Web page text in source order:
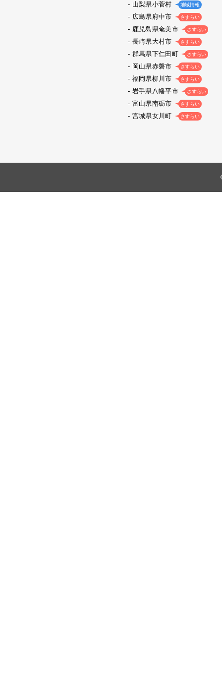
山梨県小菅村 地域情報
広島県府中市 さすらい
鹿児島県奄美市 さすらい
長崎県大村市 さすらい
群馬県下仁田町 さすらい
岡山県赤磐市 さすらい
福岡県柳川市 さすらい
岩手県八幡平市 さすらい
富山県南砺市 さすらい
宮城県女川町 さすらい